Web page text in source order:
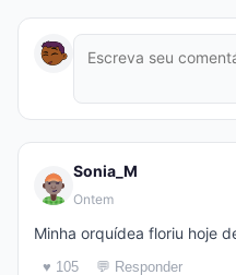
Sonia_M
Ontem
Minha orquídea floriu hoje
♥ 105 💬 Responder